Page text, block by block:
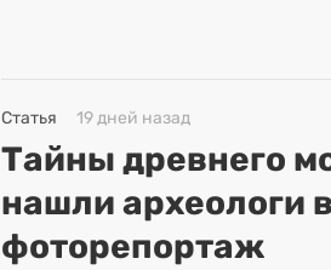
Статья 19 дней назад
Тайны древнего
нашли археологи
фоторепортаж